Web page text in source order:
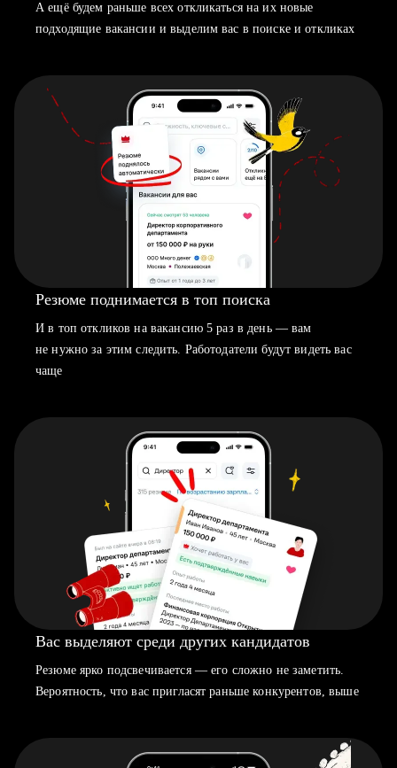
А ещё будем раньше всех откликаться на их новые
подходящие вакансии и выделим вас в поиске и откликах
Резюме поднимается в топ поиска
И в топ откликов на вакансию 5 раз в день — вам
не нужно за этим следить. Работодатели будут видеть вас
чаще
Вас выделяют среди других кандидатов
Резюме ярко подсвечивается — его сложно не заметить.
Вероятность, что вас пригласят раньше конкурентов, выше